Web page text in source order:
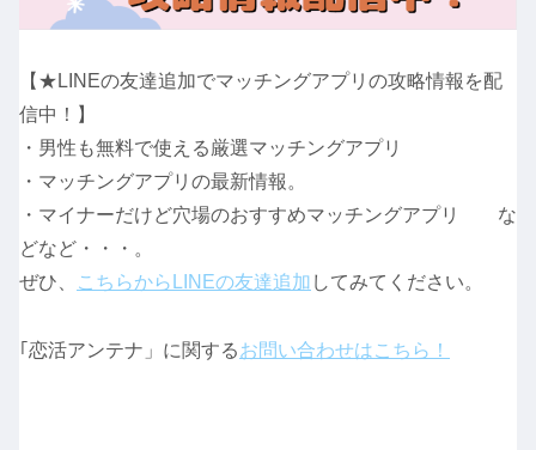
【★LINEの友達追加でマッチングアプリの攻略情報を配
信中！】
・男性も無料で使える厳選マッチングアプリ
・マッチングアプリの最新情報。
・マイナーだけど穴場のおすすめマッチングアプリ な
どなど・・・。
ぜひ、
こちらからLINEの友達追加 してみてください。
｢恋活アンテナ」に関するお問い合わせはこちら！